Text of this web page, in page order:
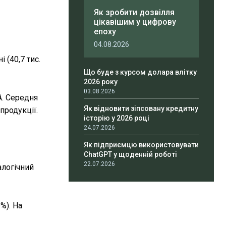
(40,7 тис.
Середня
На
Як зробити дозвілля
цікавішим у цифрову
епоху
04.08.2026
Що буде з курсом долара влітку
2026 року
03.08.2026
Як відновити зіпсовану кредитну
історію у 2026 році
24.07.2026
Як підприємцю використовувати
ChatGPT у щоденній роботі
22.07.2026